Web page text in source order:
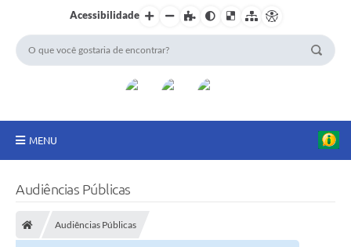
Acessibilidade
MENU
Audiências Públicas
Audiências Públicas